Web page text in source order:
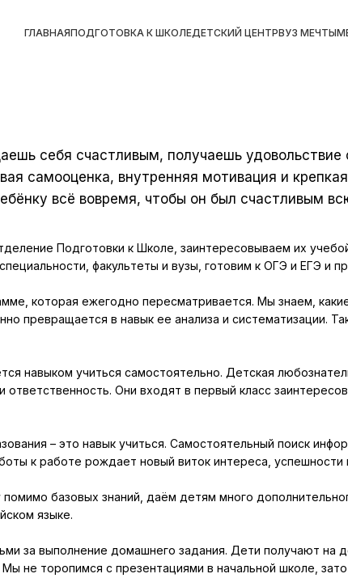
ГЛАВНАЯПОДГОТОВКА К ШКОЛЕДЕТСКИЙ ЦЕНТРВУЗ МЕЧТЫ
себя счастливым, получаешь удовольствие
самооценка, внутренняя мотивация и
всё вовремя, чтобы он был счастливым
Подготовки к Школе, заинтересовываем их
факультеты и вузы, готовим к ОГЭ и ЕГЭ и
которая ежегодно пересматривается. Мы знаем,
превращается в навык ее анализа и систематизации.
навыком учиться самостоятельно. Детская
ответственность. Они входят в первый класс
– это навык учиться. Самостоятельный поиск
к работе рождает новый виток интереса, успешности
базовых знаний, даём детям много
языке.
за выполнение домашнего задания. Дети получают на
не торопимся с презентациями в начальной школе,